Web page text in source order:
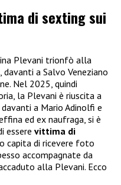
di sexting sui
Plevani trionfò alla
, davanti a Salvo Veneziano
Nel 2025, quindi
la Plevani è riuscita a
davanti a Mario Adinolfi e
ed ex naufraga, si è
essere vittima di
capita di ricevere foto
accompagnate da
alla Plevani. Ecco